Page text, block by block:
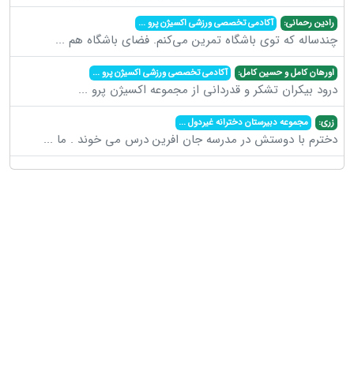
رادین رحمانی: آکادمی تخصصی ورزشی اکسیژن پرو...
چندساله که توی باشگاه تمرین می‌کنم. فضای باشگاه هم ...
اورهان کامل و حسین کامل: آکادمی تخصصی ورزشی اکسیژن پرو...
درود بیکران تشکر و قدردانی از مجموعه اکسیژن پرو ...
زری: مجموعه دبیرستان دخترانه غیردول...
دخترم با دوستش در مدرسه جان افرین درس می خوند . ما ...